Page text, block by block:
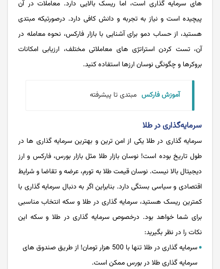
های سرمایه گذاری است، اما ریسک بالایی دارد. معاملات در آن
پیچیده است و نیاز به تجربه و دانش کافی دارد. درصورتیکه مبتدی
هستید، از حساب دمو برای آشنایی با بازار فارکس، نحوه معامله در
آن، تست کردن استراتژی های معاملاتی مختلف، ارزیابی امکانات
بروکرها و چگونگی نوسان ارزها استفاده کنید.
آموزش فارکس مبتدی تا پیشرفته
سرمايه‌گذاری در طلا
سرمایه گذاری در طلا یکی از امن ترین و بهترین سرمایه گذاری ها در
طول تاریخ بوده است! نوسان بازار طلا مثل بازار بورس، فارکس و ارز
دیجیتال بالا نیست. نوسان قیمت طلا به تورم، عرضه و تقاضا و شرایط
اقتصادی و سیاسی بستگی دارد. بنابراین اگر به دنبال سرمایه گذاری با
کمترین ریسک هستید، سرمایه گذاری در طلا و سکه انتخاب مناسبی
برای شما خواهد بود. درخصوص سرمایه گذاری در طلا و سکه این
نکات را در نظر بگیرید:
سرمایه گذاری در طلا تنها با 500 هزار تومان! از طریق صندوق های
سرمایه گذاری طلا در بورس ممکن است.